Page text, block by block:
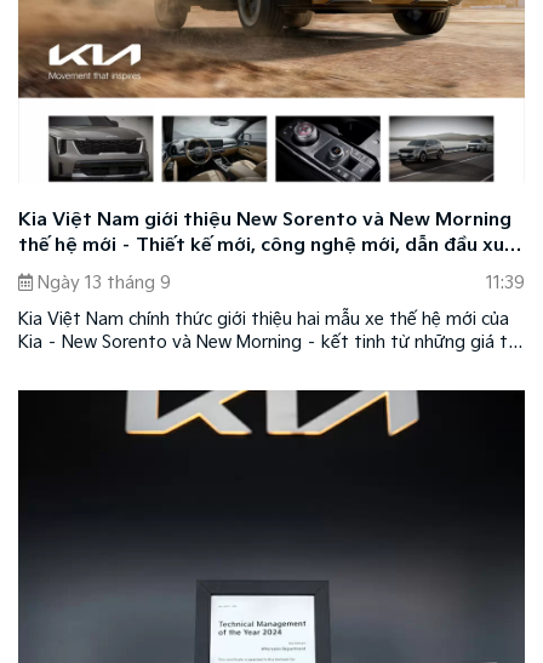
Kia Việt Nam giới thiệu New Sorento và New Morning
thế hệ mới – Thiết kế mới, công nghệ mới, dẫn đầu xu
hướng
Ngày 13 tháng 9
11:39
Kia Việt Nam chính thức giới thiệu hai mẫu xe thế hệ mới của
Kia – New Sorento và New Morning – kết tinh từ những giá trị
đầu xu hướng nâng tầm trải nghiệm cho người dùng.